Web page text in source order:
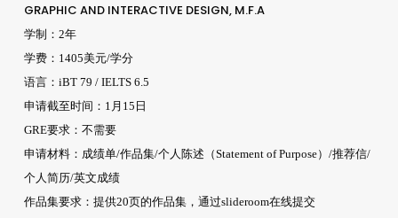
GRAPHIC AND INTERACTIVE DESIGN, M.F.A
学制：2年
学费：1405美元/学分
语言：iBT 79 / IELTS 6.5
申请截至时间：1月15日
GRE要求：不需要
申请材料：成绩单/作品集/个人陈述（Statement of Purpose）/推荐信/
个人简历/英文成绩
作品集要求：提供20页的作品集，通过slideroom在线提交